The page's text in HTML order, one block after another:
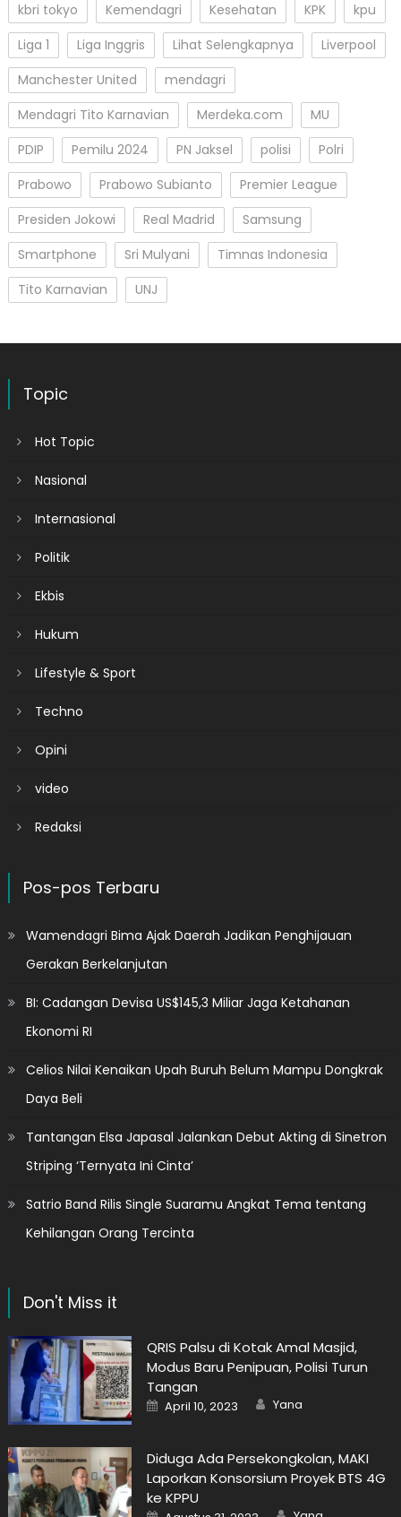
kbri tokyo
Kemendagri Kesehatan KPK
kpu
Liga 1
Liga Inggris Lihat Selengkapnya
Liverpool
Manchester United
mendagri
Mendagri Tito Karnavian
Merdeka.com
MU
PDIP
Pemilu 2024 PN Jaksel polisi
Polri
Prabowo
Prabowo Subianto
Premier League
Presiden Jokowi
Real Madrid
Samsung
Smartphone
Sri Mulyani
Timnas Indonesia
Tito Karnavian
UNJ
Topic
Hot Topic
Nasional
Internasional
Politik
Ekbis
Hukum
Lifestyle & Sport
Techno
Opini
video
Redaksi
Pos-pos Terbaru
Wamendagri Bima Ajak Daerah Jadikan Penghijauan
Gerakan Berkelanjutan
BI: Cadangan Devisa US$145,3 Miliar Jaga Ketahanan
Ekonomi RI
Celios Nilai Kenaikan Upah Buruh Belum Mampu Dongkrak
Daya Beli
Tantangan Elsa Japasal Jalankan Debut Akting di Sinetron
Striping ‘Ternyata Ini Cinta’
Satrio Band Rilis Single Suaramu Angkat Tema tentang
Kehilangan Orang Tercinta
Don't Miss it
QRIS Palsu di Kotak Amal Masjid,
Modus Baru Penipuan, Polisi Turun
Tangan
Posted
on
April 10, 2023 Author
Yana
Diduga Ada Persekongkolan, MAKI
Laporkan Konsorsium Proyek BTS 4G
ke KPPU
Posted Author